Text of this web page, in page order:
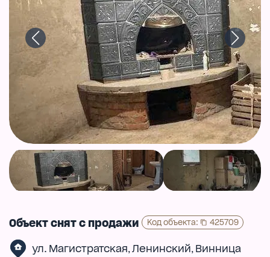
Объект снят с продажи Код объекта: 425709
ул. Магистратская, Ленинский, Винница